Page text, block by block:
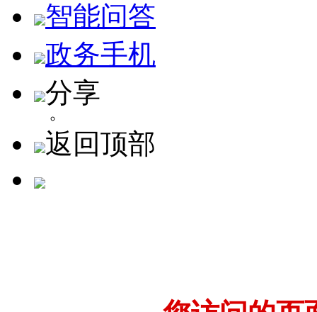
智能问答
政务手机
分享
返回顶部